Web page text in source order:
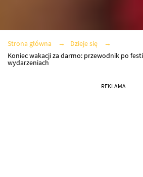
Strona główna
Dzieje się
Koniec wakacji za darmo: przewodnik po
wydarzeniach
REKLAMA